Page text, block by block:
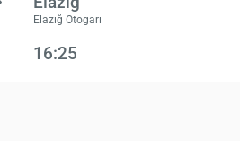
Elazığ Otogarı
16:25